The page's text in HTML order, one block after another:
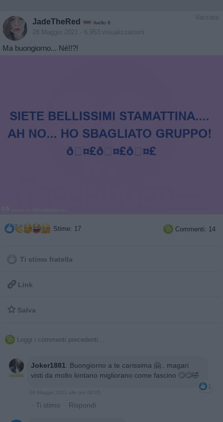
Vaccata
JadeTheRed livello 8
28 Maggio 2021 - 6.953 visualizzazioni
Ma buongiorno... Né!!?!
Stime: 17  Commenti: 14
Ti stimo fratella
 Link
 Salva
 Leggi i commenti precedenti...
Joker1881: Buongiorno a te carissima 🤗.. magari
visti da molto lontano migliorano come fascino 🙄🙄🤣
1
28 Maggio 2021 alle ore 08:05
· Ti stimo · Rispondi